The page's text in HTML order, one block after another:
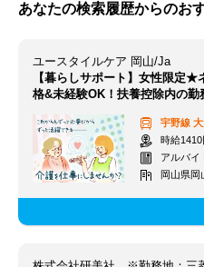
あなたの検索履歴からのお
ユースタイルケア 岡山/Ja
【暮らしサポート】女性限定★
格&未経験OK！扶養控除内の
宇野線
時給
アルバイ
岡山県岡